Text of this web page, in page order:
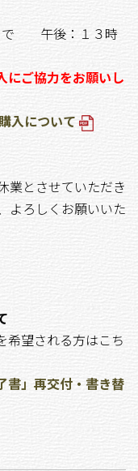
で 午後：１３時
にご協力をお願いし
入について
業とさせていただき
よろしくお願いいた
希望される方はこち
書」再交付・書き替